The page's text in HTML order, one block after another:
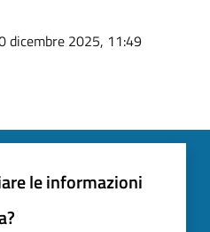
dicembre 2025, 11:49
le informazioni